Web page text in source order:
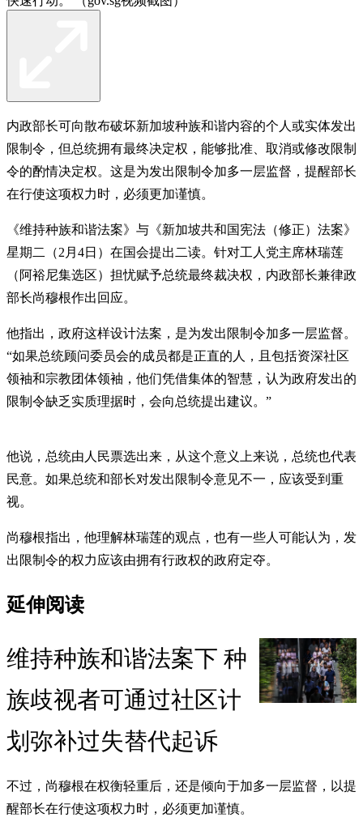
内政部长可向散布破坏新加坡种族和谐内容的个人或实体发出
限制令，但总统拥有最终决定权，能够批准、取消或修改限制
令的酌情决定权。这是为发出限制令加多一层监督，提醒部长
在行使这项权力时，必须更加谨慎。
《维持种族和谐法案》与《新加坡共和国宪法（修正）法案》
星期二（2月4日）在国会提出二读。针对工人党主席林瑞莲
（阿裕尼集选区）担忧赋予总统最终裁决权，内政部长兼律政
部长尚穆根作出回应。
他指出，政府这样设计法案，是为发出限制令加多一层监督。
“如果总统顾问委员会的成员都是正直的人，且包括资深社区
领袖和宗教团体领袖，他们凭借集体的智慧，认为政府发出的
限制令缺乏实质理据时，会向总统提出建议。”
他说，总统由人民票选出来，从这个意义上来说，总统也代表
民意。如果总统和部长对发出限制令意见不一，应该受到重
视。
尚穆根指出，他理解林瑞莲的观点，也有一些人可能认为，发
出限制令的权力应该由拥有行政权的政府定夺。
延伸阅读
维持种族和谐法案下 种
族歧视者可通过社区计
划弥补过失替代起诉
不过，尚穆根在权衡轻重后，还是倾向于加多一层监督，以提
醒部长在行使这项权力时，必须更加谨慎。